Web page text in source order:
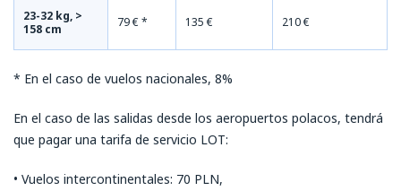
23-32 kg, >
158 cm
79 € * 135 € 210 €
* En el caso de vuelos nacionales, 8%
En el caso de las salidas desde los aeropuertos polacos, tendrá
que pagar una tarifa de servicio LOT:
• Vuelos intercontinentales: 70 PLN,